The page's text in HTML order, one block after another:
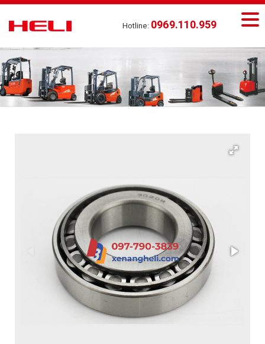
Hotline: 0969.110.959